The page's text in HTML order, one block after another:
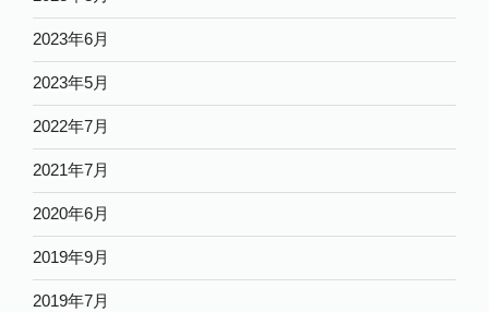
2023年6月
2023年5月
2022年7月
2021年7月
2020年6月
2019年9月
2019年7月